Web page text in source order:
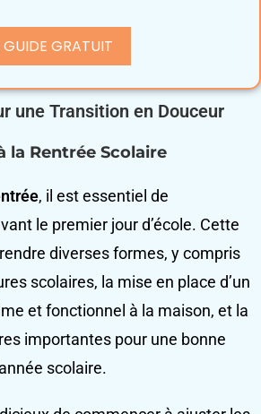
GRATUIT
une Transition en Douceur
la Rentrée Scolaire
, il est essentiel de
le premier jour d’école. Cette
diverses formes, y compris
scolaires, la mise en place d’un
et fonctionnel à la maison, et la
importantes pour une bonne
scolaire.